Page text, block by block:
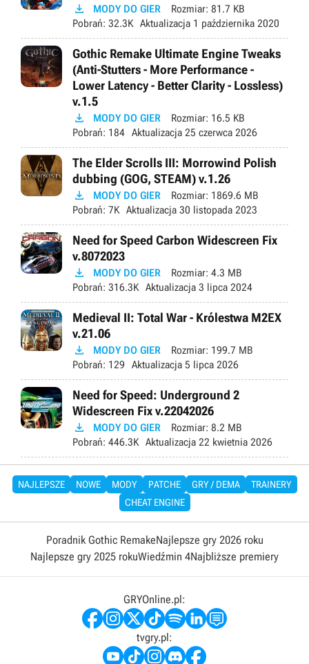
 MODY DO GIER Rozmiar: 81.7 KB
Pobrań: 32.3K Aktualizacja 1 października 2020
Gothic Remake Ultimate Engine Tweaks
(Anti-Stutters - More Performance -
Lower Latency - Better Clarity - Lossless)
v.1.5
 MODY DO GIER Rozmiar: 16.5 KB
Pobrań: 184 Aktualizacja 25 czerwca 2026
The Elder Scrolls III: Morrowind Polish
dubbing (GOG, STEAM) v.1.26
 MODY DO GIER Rozmiar: 1869.6 MB
Pobrań: 7K Aktualizacja 30 listopada 2023
Need for Speed Carbon Widescreen Fix
v.8072023
 MODY DO GIER Rozmiar: 4.3 MB
Pobrań: 316.3K Aktualizacja 3 lipca 2024
Medieval II: Total War - Królestwa M2EX
v.21.06
 MODY DO GIER Rozmiar: 199.7 MB
Pobrań: 129 Aktualizacja 5 lipca 2026
Need for Speed: Underground 2
Widescreen Fix v.22042026
 MODY DO GIER Rozmiar: 8.2 MB
Pobrań: 446.3K Aktualizacja 22 kwietnia 2026
NAJLEPSZE NOWE MODY PATCHE GRY / DEMA
TRAINERY
CHEAT ENGINE
Poradnik Gothic RemakeNajlepsze gry 2026 roku
Najlepsze gry 2025 rokuWiedźmin 4Najbliższe premiery
GRYOnline.pl:
tvgry.pl: